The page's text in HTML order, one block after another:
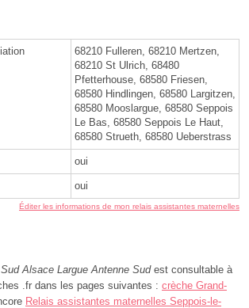
68210 Fulleren, 68210 Mertzen,
68210 St Ulrich, 68480
Pfetterhouse, 68580 Friesen,
68580 Hindlingen, 68580 Largitzen,
68580 Mooslargue, 68580 Seppois
Le Bas, 68580 Seppois Le Haut,
68580 Strueth, 68580 Ueberstrass
oui
oui
Éditer les informations de mon relais assistantes maternelles
Sud Alsace Largue Antenne Sudest consultable à
.fr dans les pages suivantes : crèche Grand-
Relais assistantes maternelles Seppois-le-